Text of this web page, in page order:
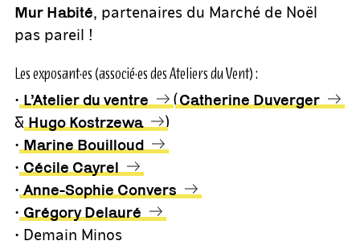
Mur Habité , partenaires du Marché de Noël
pas pareil !
Les exposant·es (associé·es des Ateliers du Vent) :
• L’Atelier du ventre (Catherine Duverger
& Hugo Kostrzewa
)
• Marine Bouilloud
• Cécile Cayrel
• Anne-Sophie Convers
• Grégory Delauré
• Demain Minos